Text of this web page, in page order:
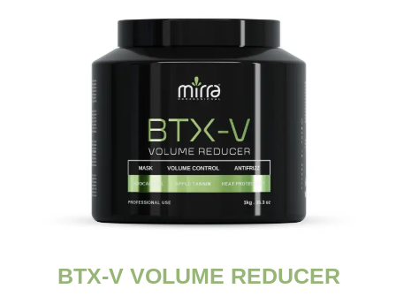
BTX-V VOLUME REDUCER